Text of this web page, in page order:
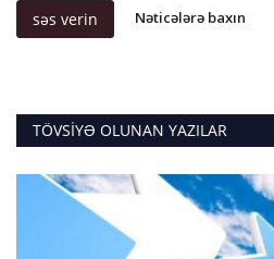
səs verin Nəticələrə baxın
TÖVSIYƏ OLUNAN YAZILAR